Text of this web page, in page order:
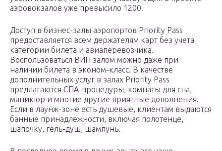
аэровокзалов уже превысило 1200.
Доступ в бизнес-залы аэропортов Priority Pass
предоставляется всем держателям карт без учета
категории билета и авиаперевозчика.
Воспользоваться ВИП залом можно даже при
наличии билета в эконом-класс. В качестве
дополнительных услуг в залах Priority Pass
предлагаются СПА-процедуры, комнаты для сна,
маникюр и многие другие приятные дополнения.
Если в лаунж-зоне есть душевые, клиентам выдаются
банные принадлежности, включая полотенце,
шапочку, гель-душ, шампунь.